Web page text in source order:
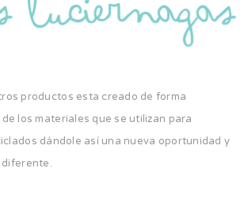
productos esta creado de forma
los materiales que se utilizan para
dándole así una nueva oportunidad y
diferente.